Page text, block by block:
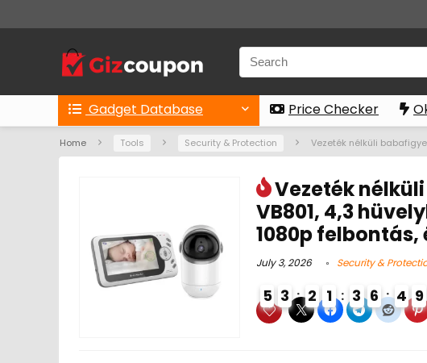
Gadget Database Price Checker
Home Tools Security & Protection Vezeték nélküli
Vezeték
VB801, 4,3
1080p
July 3, 2026 Security &
5 3 2 1 3 6 4 8
9
0